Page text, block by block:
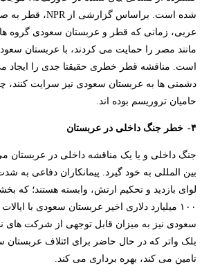
شده است. براساس گزارشی ازNPR، قطر به
عربی، زمانی که قطر و عربستان سعودی گروه
مانند مصر را حمایت می کردند، با عربستان
است. مناقشه قطر خطری حقیقتا جدی را ایجاد
دشمنی ها به عربستان سعودی نیز سرایت کنند،
حامیان تروریسم بوده اند.
۴- خطر جنگ داخلی در عربستان
جنگ داخلی و یا یک مناقشه داخلی در عربستان
بین المللی به خود گیرد. پیمانکاران دفاعی به
لوای بازدید و تحکیم ارتش، وابسته هستند؛ که
۱۰۰ میلیارد دلاری اخیر عربستان سعودی با
سعودی نیز به میزان قابل توجهی از شرکت های
بلک واتر که در حال حاضر برای ائتلاف
تامین می کند، بهره برداری می کند.